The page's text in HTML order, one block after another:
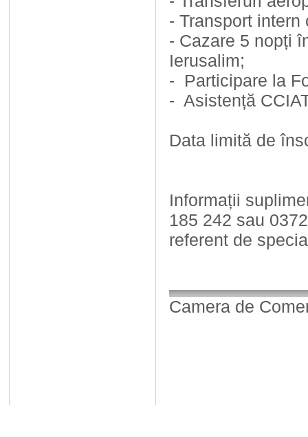
- Transport intern
- Cazare 5 nopți
Ierusalim;
- Participare la
- Asistență
Data limită de
Informații
185 242 sau
referent de
Camera de